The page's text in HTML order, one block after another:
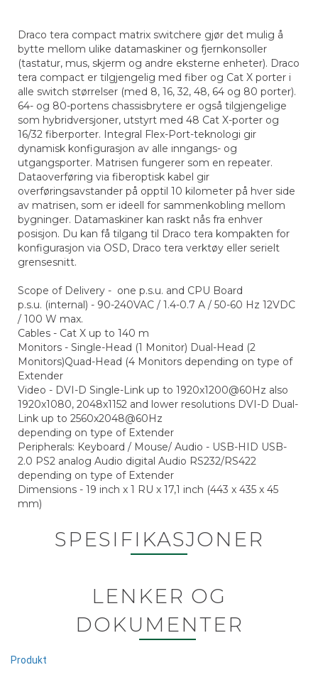
Draco tera compact matrix switchere gjør det mulig å
bytte mellom ulike datamaskiner og fjernkonsoller
(tastatur, mus, skjerm og andre eksterne enheter). Draco
tera compact er tilgjengelig med fiber og Cat X porter i
alle switch størrelser (med 8, 16, 32, 48, 64 og 80 porter).
64- og 80-portens chassisbrytere er også tilgjengelige
som hybridversjoner, utstyrt med 48 Cat X-porter og
16/32 fiberporter. Integral Flex-Port-teknologi gir
dynamisk konfigurasjon av alle inngangs- og
utgangsporter. Matrisen fungerer som en repeater.
Dataoverføring via fiberoptisk kabel gir
overføringsavstander på opptil 10 kilometer på hver side
av matrisen, som er ideell for sammenkobling mellom
bygninger. Datamaskiner kan raskt nås fra enhver
posisjon. Du kan få tilgang til Draco tera kompakten for
konfigurasjon via OSD, Draco tera verktøy eller serielt
grensesnitt.
Scope of Delivery - one p.s.u. and CPU Board
p.s.u. (internal) - 90-240VAC / 1.4-0.7 A / 50-60 Hz 12VDC
/ 100 W max.
Cables - Cat X up to 140 m
Monitors - Single-Head (1 Monitor) Dual-Head (2
Monitors)Quad-Head (4 Monitors depending on type of
Extender
Video - DVI-D Single-Link up to 1920x1200@60Hz also
1920x1080, 2048x1152 and lower resolutions DVI-D Dual-
Link up to 2560x2048@60Hz
depending on type of Extender
Peripherals: Keyboard / Mouse/ Audio - USB-HID USB-
2.0 PS2 analog Audio digital Audio RS232/RS422
depending on type of Extender
Dimensions - 19 inch x 1 RU x 17,1 inch (443 x 435 x 45
mm)
SPESIFIKASJONER
LENKER OG
DOKUMENTER
Produkt